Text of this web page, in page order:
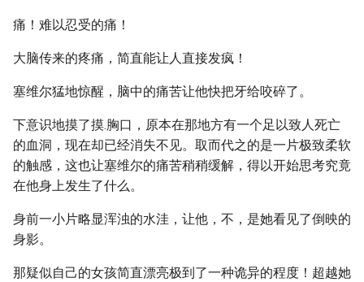
痛！难以忍受的痛！
大脑传来的疼痛，简直能让人直接发疯！
塞维尔猛地惊醒，脑中的痛苦让他快把牙给咬碎了。
下意识地摸了摸.胸口，原本在那地方有一个足以致人死亡
的血洞，现在却已经消失不见。取而代之的是一片极致柔软
的触感，这也让塞维尔的痛苦稍稍缓解，得以开始思考究竟
在他身上发生了什么。
身前一小片略显浑浊的水洼，让他，不，是她看见了倒映的
身影。
那疑似自己的女孩简直漂亮极到了一种诡异的程度！超越她